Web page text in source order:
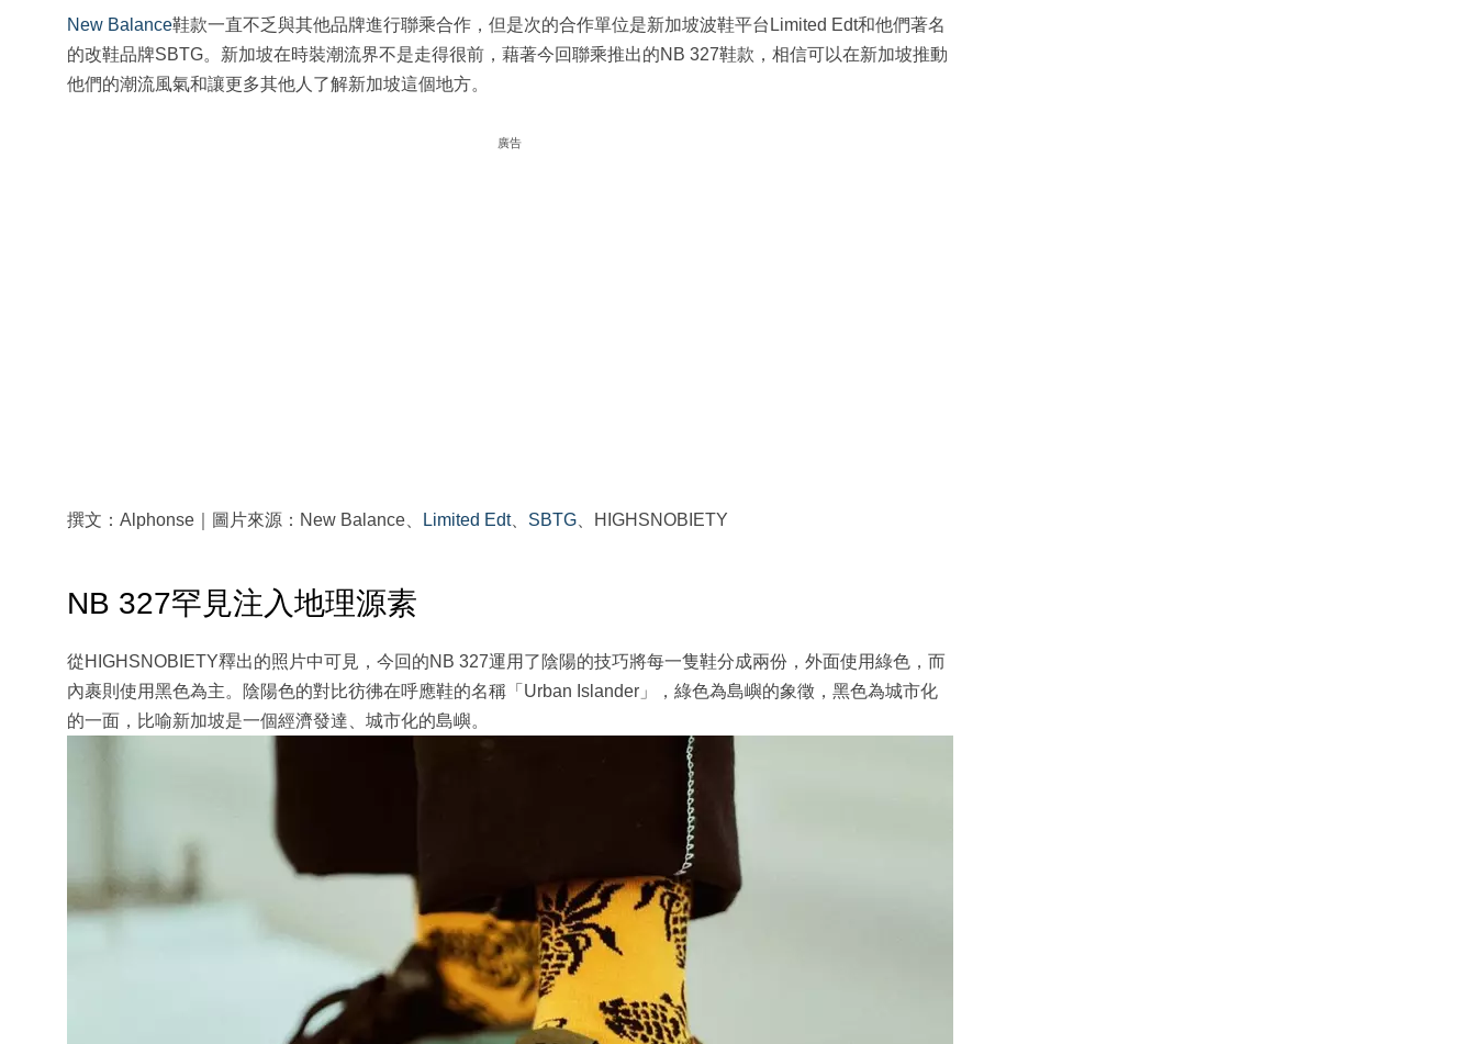
New Balance鞋款一直不乏與其他品牌進行聯乘合作，但是次的合作單位是新加坡波鞋平台Limited Edt和他們著名
的改鞋品牌SBTG。新加坡在時裝潮流界不是走得很前，藉著今回聯乘推出的NB 327鞋款，相信可以在新加坡推動
他們的潮流風氣和讓更多其他人了解新加坡這個地方。
廣告
撰文：Alphonse｜圖片來源：New Balance、 Limited Edt、 SBTG 、HIGHSNOBIETY
NB 327罕見注入地理源素
從HIGHSNOBIETY釋出的照片中可見，今回的NB 327運用了陰陽的技巧將每一隻鞋分成兩份，外面使用綠色，而
內裹則使用黑色為主。陰陽色的對比彷彿在呼應鞋的名稱「Urban Islander」，綠色為島嶼的象徵，黑色為城市化
的一面，比喻新加坡是一個經濟發達、城市化的島嶼。